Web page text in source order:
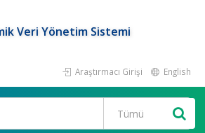
Veri Yönetim Sistemi
Araştırmacı Girişi English